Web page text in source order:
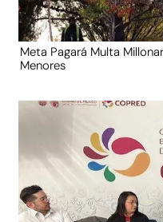
Meta Pagará Multa
Menores